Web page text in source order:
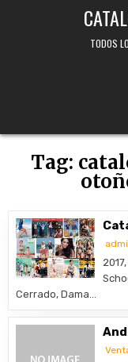
TODOS
Tag:
Cerrado, Dama…